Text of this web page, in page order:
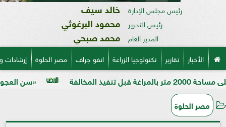
رئيس مجلس الإدارة خالد سيف
رئيس التحرير محمود البرغوثي
المدير العام محمد صبحي
الأخبار تقارير تكنولوجيا الزراعة انفو جراف مصر الحلوة
«سن العجوز» في الذرة
مصر الحلوة